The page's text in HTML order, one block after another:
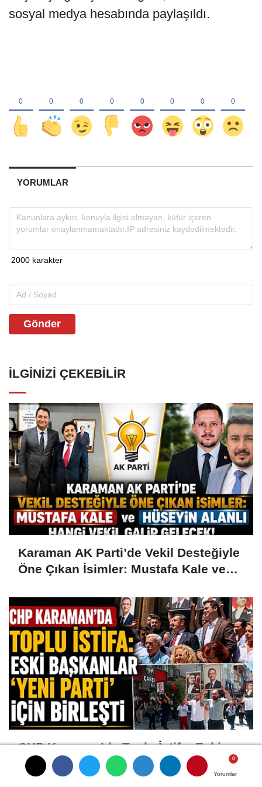
Yorumlar
Yorumlar
Yorumlar
sosyal medya hesabında paylaşıldı.
YORUMLAR
Gönder
İLGINIZI ÇEKEBILIR
Karaman AK Parti’de Vekil Desteğiyle
Öne Çıkan İsimler: Mustafa Kale ve
CHP Karaman’da Toplu İstifa: Eski
Başkanlar ‘Yeni Parti’ İçin Birleşti
Yorumlar